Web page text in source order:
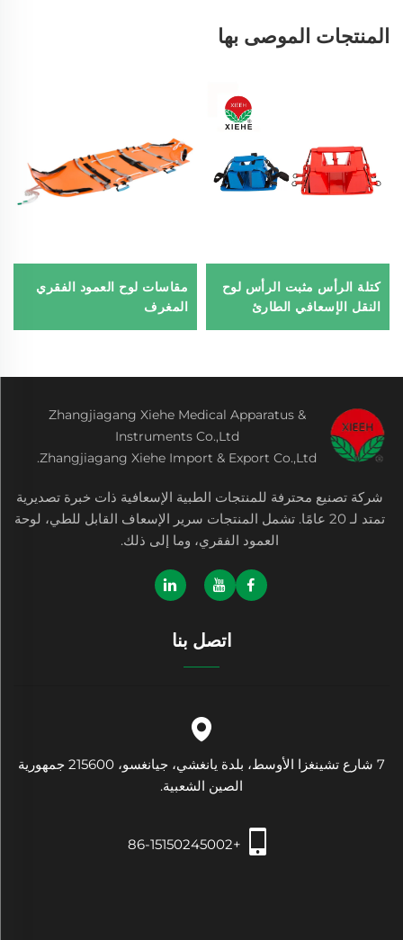
المنتجات الموصى بها
كتلة الرأس مثبت الرأس لوح
النقل الإسعافي الطارئ
مقاسات لوح العمود الفقري
المغرف
Zhangjiagang Xiehe Medical Apparatus &
Instruments Co.,Ltd
Zhangjiagang Xiehe Import & Export Co.,Ltd.
شركة تصنيع محترفة للمنتجات الطبية الإسعافية ذات خبرة تصديرية
تمتد لـ 20 عامًا. تشمل المنتجات سرير الإسعاف القابل للطي، لوحة
العمود الفقري، وما إلى ذلك.
اتصل بنا
7 شارع تشينغزا الأوسط، بلدة يانغشي، جيانغسو، 215600 جمهورية
الصين الشعبية.
+86-15150245002